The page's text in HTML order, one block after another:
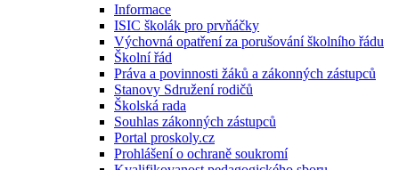
Informace
ISIC školák pro prvňáčky
Výchovná opatření za porušování školního řádu
Školní řád
Práva a povinnosti žáků a zákonných zástupců
Stanovy Sdružení rodičů
Školská rada
Souhlas zákonných zástupců
Portal proskoly.cz
Prohlášení o ochraně soukromí